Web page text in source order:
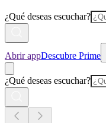
¿Qué deseas escuchar?
Abrir appDescubre Prime
¿Qué deseas escuchar?